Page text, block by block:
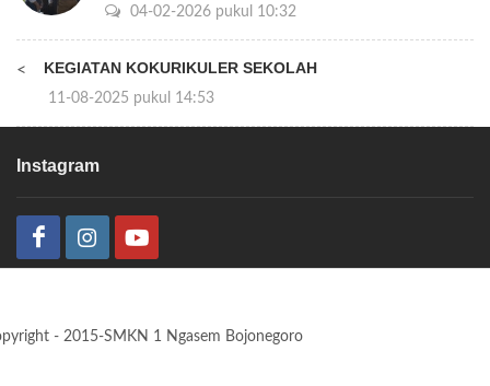
04-02-2026 pukul 10:32
< KEGIATAN KOKURIKULER SEKOLAH
11-08-2025 pukul 14:53
Instagram
- 2015-SMKN 1 Ngasem Bojonegoro